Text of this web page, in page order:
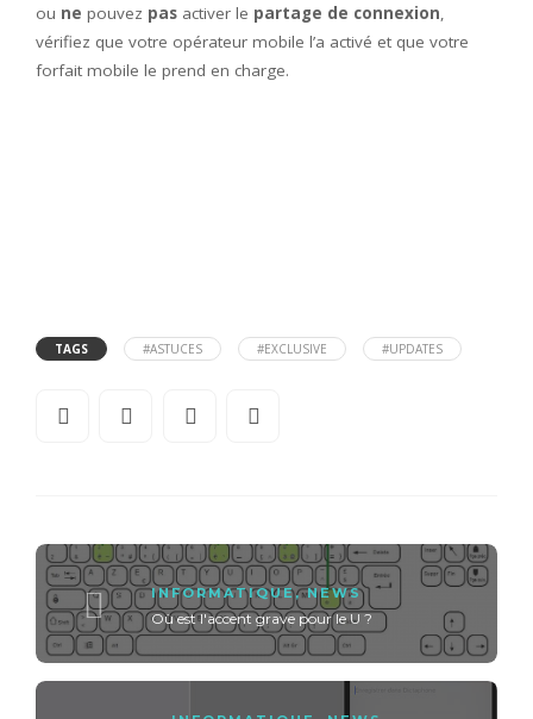
ou ne pouvez pas activer le partage de connexion,
vérifiez que votre opérateur mobile l’a activé et que votre
forfait mobile le prend en charge.
TAGS #ASTUCES #EXCLUSIVE #UPDATES
INFORMATIQUE,NEWS
Où est l'accent grave pour le U ?